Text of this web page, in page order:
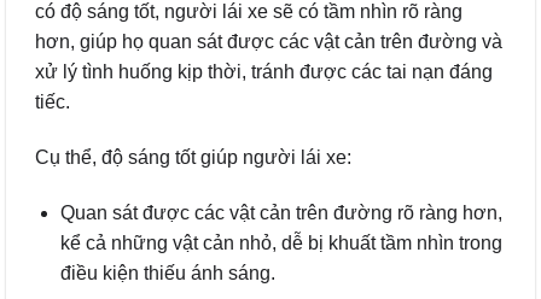
có độ sáng tốt, người lái xe sẽ có tầm nhìn rõ ràng
hơn, giúp họ quan sát được các vật cản trên đường và
xử lý tình huống kịp thời, tránh được các tai nạn đáng
tiếc.
Cụ thể, độ sáng tốt giúp người lái xe:
Quan sát được các vật cản trên đường rõ ràng hơn,
kể cả những vật cản nhỏ, dễ bị khuất tầm nhìn trong
điều kiện thiếu ánh sáng.